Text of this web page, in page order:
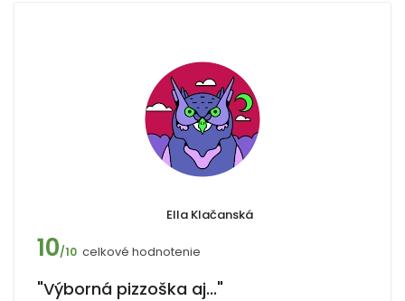
Ella Klačanská
10/10 celkové hodnotenie
"Výborná pizzoška aj..."